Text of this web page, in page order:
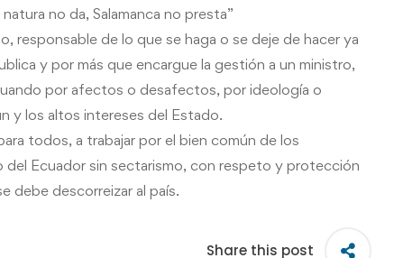
no da, Salamanca no presta”
responsable de lo que se haga o se deje de hacer ya
y por más que encargue la gestión a un ministro,
por afectos o desafectos, por ideología o
y los altos intereses del Estado.
todos, a trabajar por el bien común de los
Ecuador sin sectarismo, con respeto y protección
debe descorreizar al país.
Share this post